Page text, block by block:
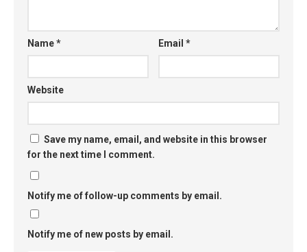
Name* Email*
Website
Save my name, email, and website in this browser
for the next time I comment.
Notify me of follow-up comments by email.
Notify me of new posts by email.